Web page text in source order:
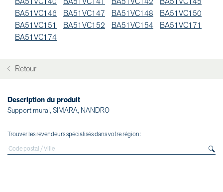
BA51VC146
BA51VC147 BA51VC148
BA51VC150
BA51VC151
BA51VC152 BA51VC154
BA51VC171
BA51VC174
Retour
Description du produit
Support mural, SIMARA, NANDRO
Trouver les revendeurs spécialisés dans votre région: